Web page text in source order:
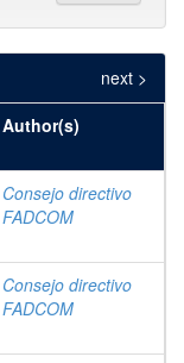
next >
Author(s)
Consejo directivo
FADCOM
Consejo directivo
FADCOM